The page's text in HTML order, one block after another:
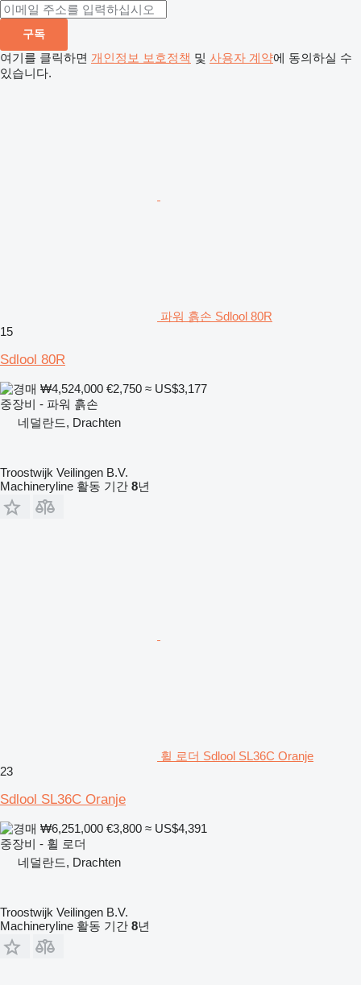
구독
여기를 클릭하면 개인정보 보호정책 및 사용자 계약에 동의하실 수
있습니다.
파워 흙손 Sdlool 80R
15
Sdlool 80R
₩4,524,000 €2,750 ≈ US$3,177
중장비 - 파워 흙손
네덜란드, Drachten
Troostwijk Veilingen B.V.
Machineryline 활동 기간 8년
휠 로더 Sdlool SL36C Oranje
23
Sdlool SL36C Oranje
₩6,251,000 €3,800 ≈ US$4,391
중장비 - 휠 로더
네덜란드, Drachten
Troostwijk Veilingen B.V.
Machineryline 활동 기간 8년